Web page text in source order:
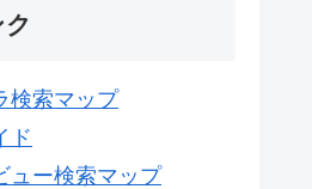
検索マップ
ド
ュー検索マップ